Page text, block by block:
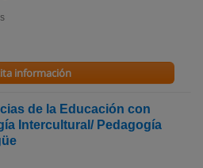
información
de la Educación con
Intercultural/ Pedagogía